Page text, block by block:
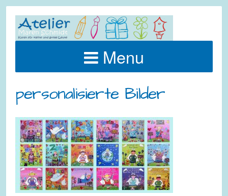
Menu
personalisierte Bilder